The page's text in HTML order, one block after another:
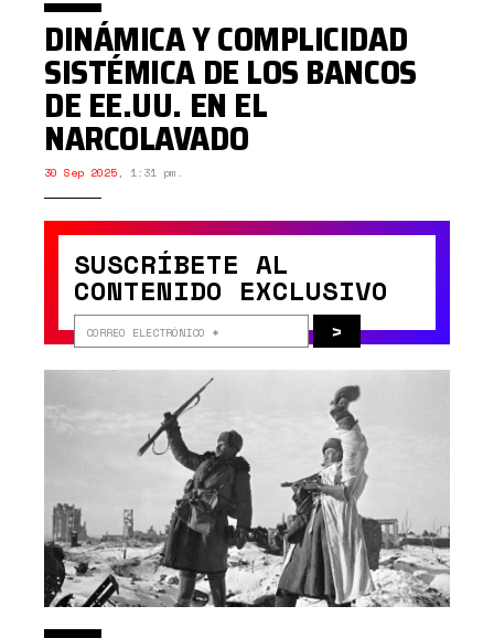
SUSCRÍBETE AL
CONTENIDO EXCLUSIVO
>
DINÁMICA Y COMPLICIDAD
SISTÉMICA DE LOS BANCOS
DE EE.UU. EN EL
NARCOLAVADO
30 Sep 2025, 1:31 pm.